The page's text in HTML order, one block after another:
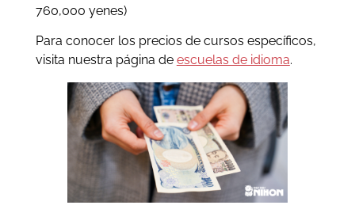
760,000 yenes)
Para conocer los precios de cursos específicos,
visita nuestra página de escuelas de idioma.